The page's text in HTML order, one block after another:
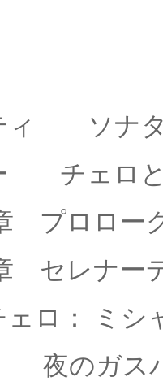
ティ ソ
ー チェロ
プロロー
セレナ
ェロ： ミシ
のガス